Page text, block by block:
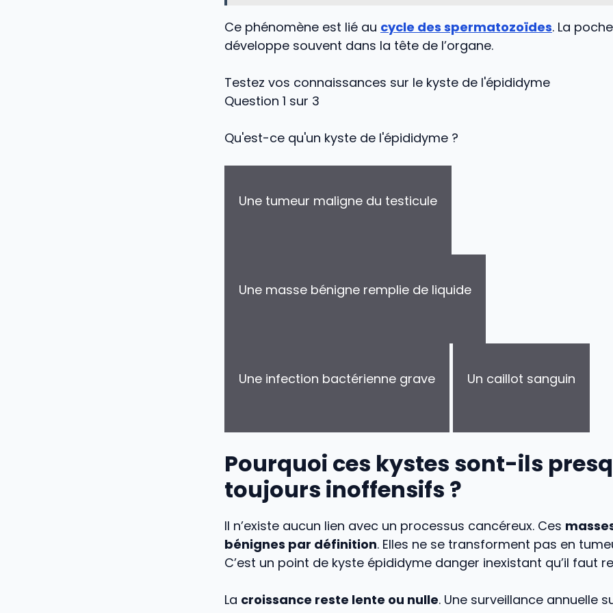
Ce phénomène est lié au cycle des spermatozoïdes. La
développe souvent dans la tête de l’organe.
Testez vos connaissances sur le kyste de l'épididyme
Question 1 sur 3
Qu'est-ce qu'un kyste de l'épididyme ?
Une tumeur maligne du testicule
Une masse bénigne remplie de liquide
Une infection bactérienne grave Un caillot sanguin
Pourquoi ces kystes sont-ils
toujours inoffensifs ?
Il n’existe aucun lien avec un processus cancéreux. Ces
bénignes par définition. Elles ne se transforment pas en
C’est un point de kyste épididyme danger inexistant qu’il faut
La croissance reste lente ou nulle. Une surveillance annuelle